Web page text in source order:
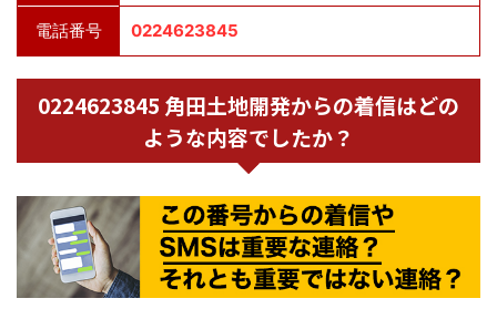
電話番号 0224623845
0224623845 角田土地開発からの着信はどの
ような内容でしたか？